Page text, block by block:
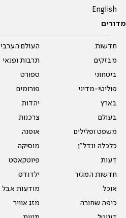
English
מדורים
חדשות
מבזקים
ביטחוני
פוליטי-מדיני
בארץ
בעולם
משפט ופלילים
כלכלה ונדל"ן
דעות
חדשות המגזר
אוכל
כיפה שחורה
העולם הערבי
תרבות ופנאי
ספורט
פורומים
יהדות
צרכנות
אופנה
מוסיקה
פיוטקאסט
ילדודס
מודעות אבל
מזג אוויר